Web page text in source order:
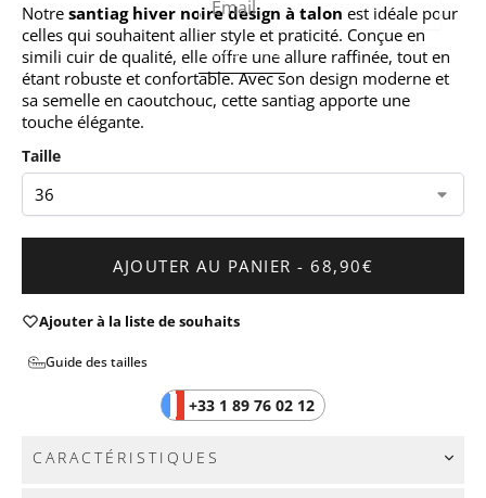
S'INSCRIRE
Notre santiag hiver noire design à talon est idéale pour
celles qui souhaitent allier style et praticité. Conçue en
simili cuir de qualité, elle offre une allure raffinée, tout en
étant robuste et confortable. Avec son design moderne et
sa semelle en caoutchouc, cette santiag apporte une
touche élégante.
Taille
AJOUTER AU PANIER - 68,90€
Ajouter à la liste de souhaits
Guide des tailles
+33 1 89 76 02 12
CARACTÉRISTIQUES